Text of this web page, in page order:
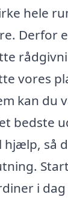
hele
Derfor
vores
kan du
bedste
hjælp, så
i